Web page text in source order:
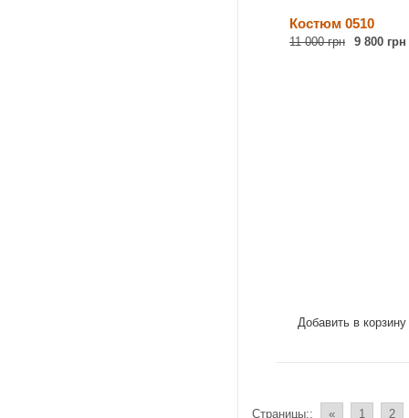
Костюм 0510
11 000 грн 9 800 грн
Добавить в корзину
Страницы:: « 1 2